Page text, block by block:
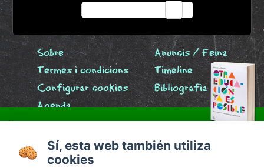
Sobre
Termes i condicions
Configurar cookies
Agenda
Anuncis / Feina
Timeline
Bibliografia
x
Sí, esta web también utiliza
cookies